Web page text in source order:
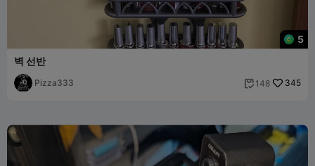
5
벽 선반
Pizza333  148 345